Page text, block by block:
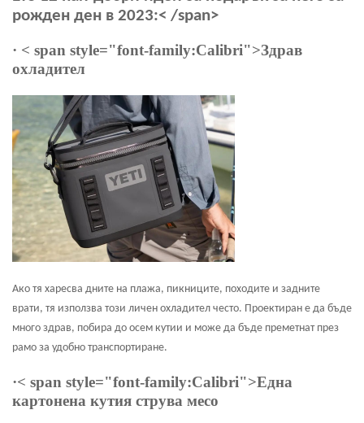
рожден ден в 2023:< /span>
· < span style="font-family:Calibri">Здрав
охладител
Ако тя харесва дните на плажа, пикниците, походите и задните
врати, тя използва този личен охладител често. Проектиран е да бъде
много здрав, побира до осем кутии и може да бъде преметнат през
рамо за удобно транспортиране.
·< span style="font-family:Calibri">Една
картонена кутия струва месо